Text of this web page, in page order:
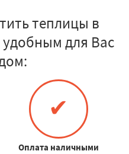
теплицы в
для Вас
✔
Оплата наличными